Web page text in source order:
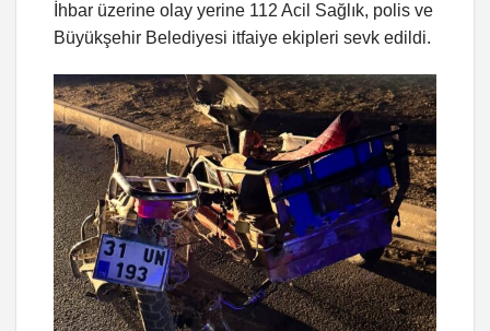
İhbar üzerine olay yerine 112 Acil Sağlık, polis ve
Büyükşehir Belediyesi itfaiye ekipleri sevk edildi.